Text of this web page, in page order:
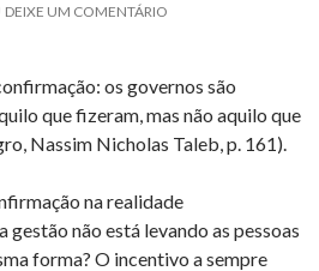
DEIXE UM COMENTÁRIO
os governos são
que fizeram, mas não aquilo que
Nassim Nicholas Taleb, p. 161).
na realidade
gestão não está levando as pessoas
forma? O incentivo a sempre